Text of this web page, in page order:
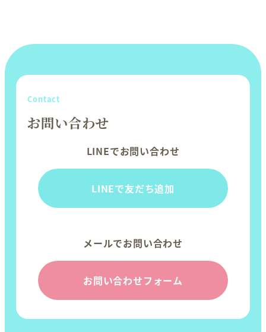
Contact
お問い合わせ
LINEでお問い合わせ
LINEで友だち追加
メールでお問い合わせ
お問い合わせフォーム